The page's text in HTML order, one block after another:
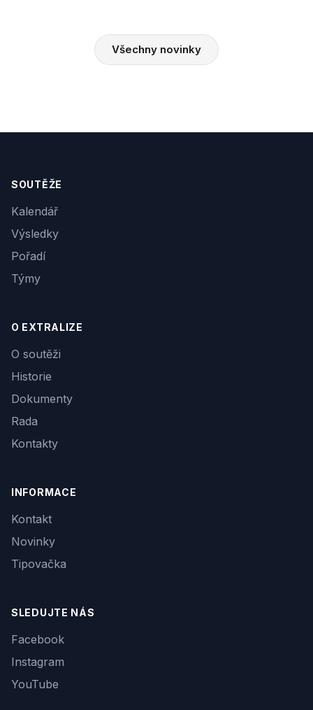
Všechny novinky
SOUTĚŽE
Kalendář
Výsledky
Pořadí
Týmy
O EXTRALIZE
O soutěži
Historie
Dokumenty
Rada
Kontakty
INFORMACE
Kontakt
Novinky
Tipovačka
SLEDUJTE NÁS
Facebook
Instagram
YouTube